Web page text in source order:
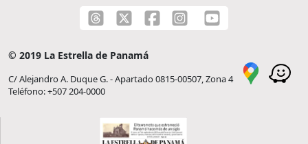
© 2019 La Estrella de Panamá
C/ Alejandro A. Duque G. - Apartado 0815-00507, Zona 4
Teléfono: +507 204-0000